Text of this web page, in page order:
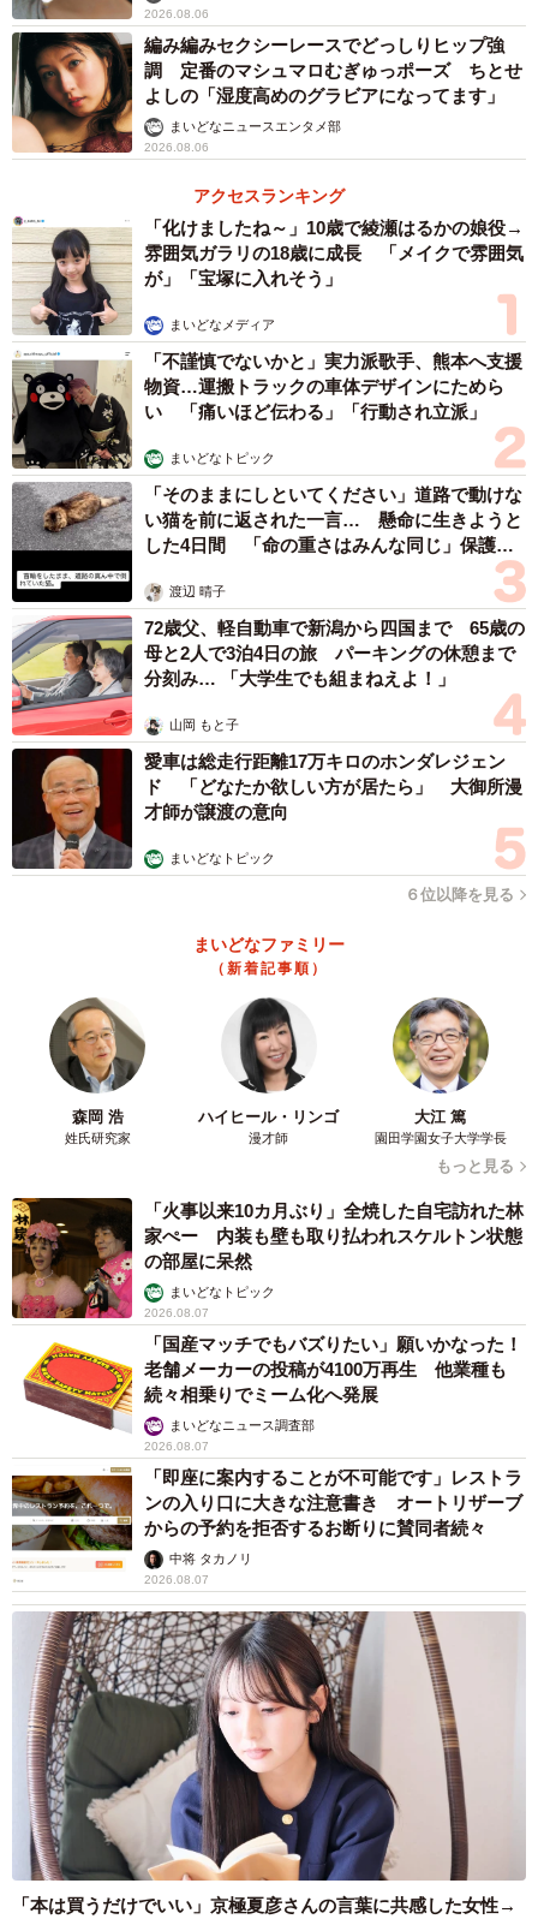
2026.08.06
編み編みセクシーレースでどっしりヒップ強
調 定番のマシュマロむぎゅっポーズ ちとせ
よしの「湿度高めのグラビアになってます」
まいどなニュースエンタメ部
2026.08.06
アクセスランキング
「化けましたね～」10歳で綾瀬はるかの娘役→
雰囲気ガラリの18歳に成長 「メイクで雰囲気
が」「宝塚に入れそう」
まいどなメディア
「不謹慎でないかと」実力派歌手、熊本へ支援
物資…運搬トラックの車体デザインにためら
い 「痛いほど伝わる」「行動され立派」
まいどなトピック
「そのままにしといてください」道路で動けな
い猫を前に返された一言… 懸命に生きようと
した4日間 「命の重さはみんな同じ」保護団
渡辺 晴子
72歳父、軽自動車で新潟から四国まで 65歳の
母と2人で3泊4日の旅 パーキングの休憩まで
分刻み… 「大学生でも組まねえよ！」
山岡 もと子
愛車は総走行距離17万キロのホンダレジェン
ド 「どなたか欲しい方が居たら」 大御所漫
才師が譲渡の意向
まいどなトピック
６位以降を見る
まいどなファミリー
（新着記事順）
森岡 浩
姓氏研究家
ハイヒール・リンゴ
漫才師
大江 篤
園田学園女子大学学長
もっと見る
「火事以来10カ月ぶり」全焼した自宅訪れた林
家ぺー 内装も壁も取り払われスケルトン状態
の部屋に呆然
まいどなトピック
2026.08.07
「国産マッチでもバズりたい」願いかなった！
老舗メーカーの投稿が4100万再生 他業種も
続々相乗りでミーム化へ発展
まいどなニュース調査部
2026.08.07
「即座に案内することが不可能です」レストラ
ンの入り口に大きな注意書き オートリザーブ
からの予約を拒否するお断りに賛同者続々
中将 タカノリ
2026.08.07
「本は買うだけでいい」京極夏彦さんの言葉に共感した女性→